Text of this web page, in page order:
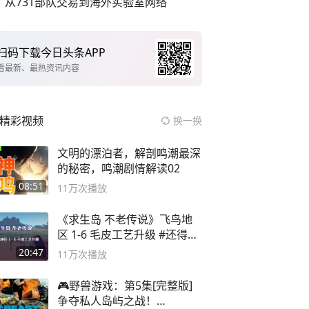
码下载今日头条APP
最新、最热资讯内容
精彩视频 换一换
08:51
文明的漂泊者，解剖鸣潮最深
的秘密，鸣潮剧情解读02
11万次播放
20:47
《求生岛 不老传说》飞鸟地
区 1-6 毛皮工艺升级 #还得是
主机大作
11万次播放
🎮野兽游戏：第5集[完整版]
争夺私人岛屿之战！